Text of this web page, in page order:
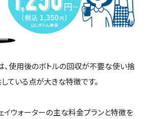
、使用後のボトルの回収が不要な使い捨
ている点が大きな特徴です。
イウォーターの主な料金プランと特徴を